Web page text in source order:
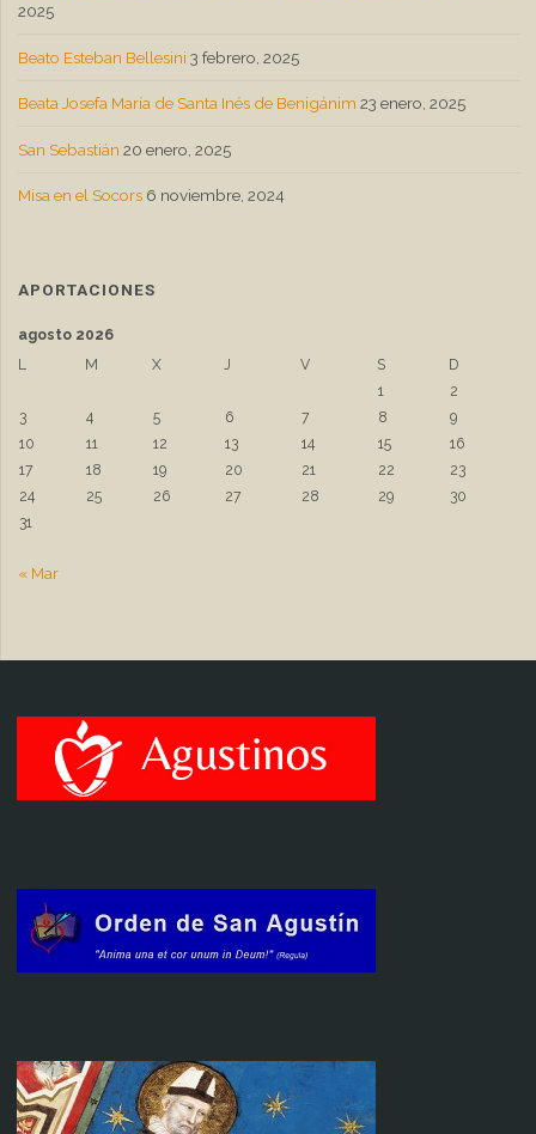
2025
Beato Esteban Bellesini 3 febrero, 2025
Beata Josefa María de Santa Inés de Benigánim 23 enero, 2025
San Sebastián 20 enero, 2025
Misa en el Socors 6 noviembre, 2024
APORTACIONES
agosto 2026
L
M X J V S
D
1
2
3
4 5 6 7 8
9
10
11 12 13 14 15
16
17
18 19 20 21 22
23
24
25 26 27 28 29
30
31
« Mar